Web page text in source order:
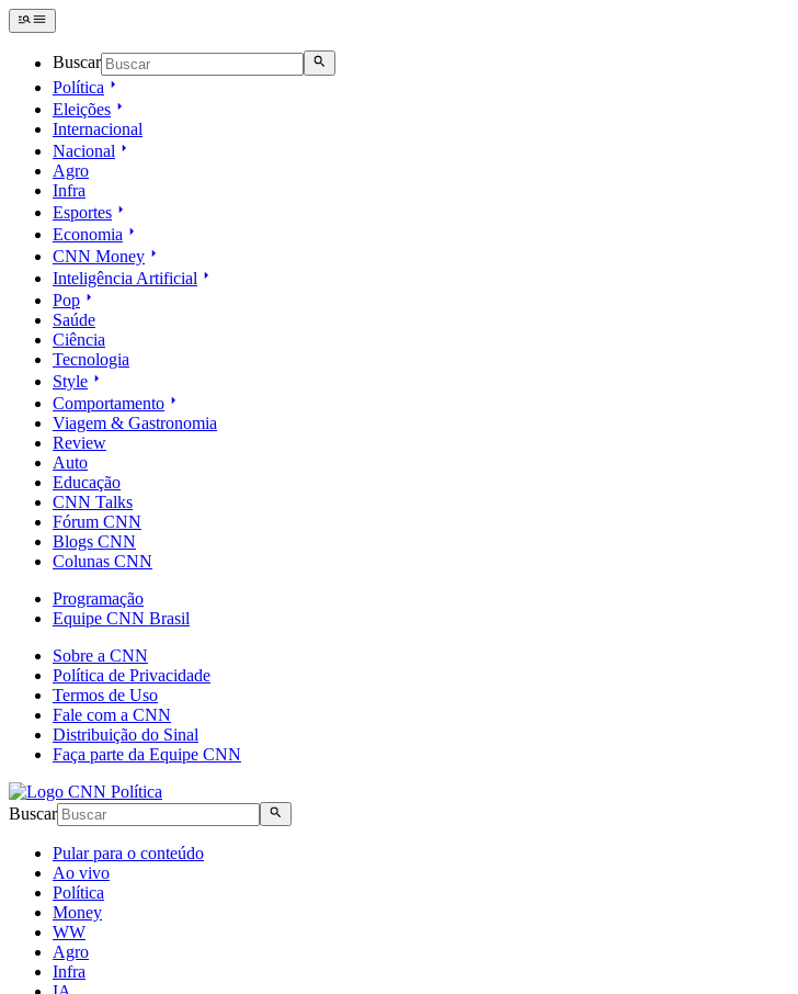
Buscar
Política
Eleições
Internacional
Nacional
Agro
Infra
Esportes
Economia
CNN Money
Inteligência Artificial
Pop
Saúde
Ciência
Tecnologia
Style
Comportamento
Viagem & Gastronomia
Review
Auto
Educação
CNN Talks
Fórum CNN
Blogs CNN
Colunas CNN
Programação
Equipe CNN Brasil
Sobre a CNN
Política de Privacidade
Termos de Uso
Fale com a CNN
Distribuição do Sinal
Faça parte da Equipe CNN
Buscar
Pular para o conteúdo
Ao vivo
Política
Money
WW
Agro
Infra